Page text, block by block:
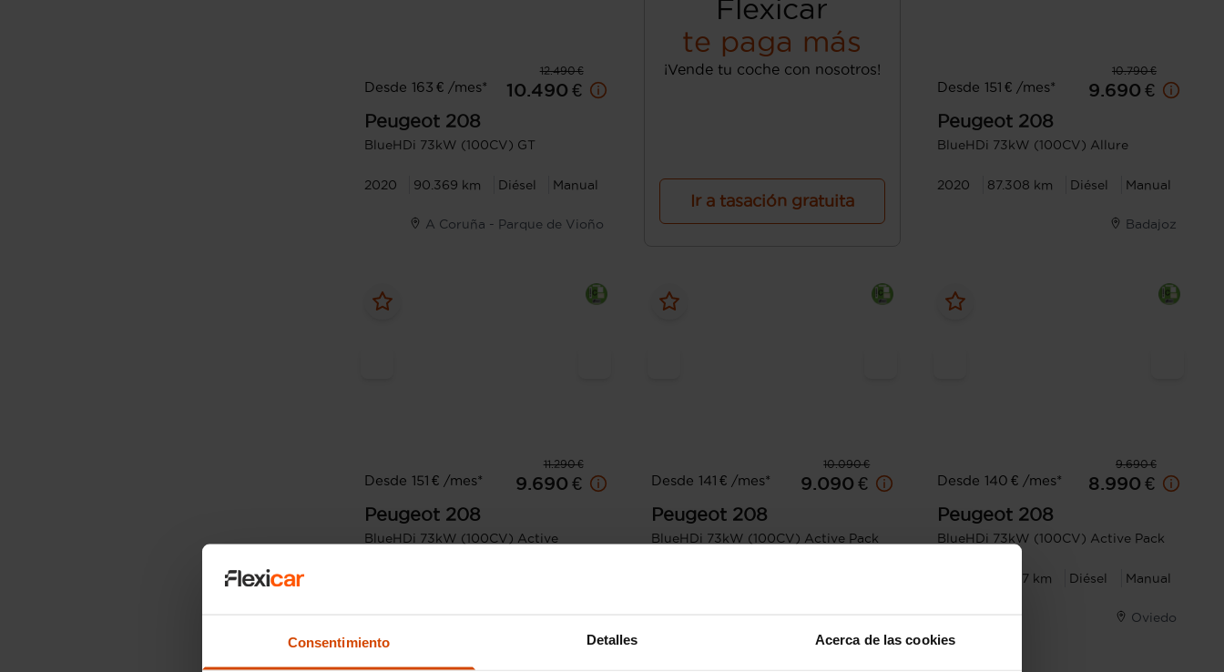
Consentimiento Detalles Acerca de las cookies
12.490 €
Desde 163 € /mes*
10.490 €
Peugeot 208
BlueHDi 73kW (100CV) GT
2020 90.369 km Diésel Manual
A Coruña - Parque de Vioño
Flexicar
te paga más
¡Vende tu coche con nosotros!
Ir a tasación gratuita
10.790 €
Desde 151 € /mes*
9.690 €
Peugeot 208
BlueHDi 73kW (100CV) Allure
2020 87.308 km Diésel Manual
Badajoz
11.290 €
Desde 151 € /mes*
9.690 €
Peugeot 208
BlueHDi 73kW (100CV) Active
10.090 €
Desde 141 € /mes*
9.090 €
Peugeot 208
BlueHDi 73kW (100CV) Active Pack
9.690 €
Desde 140 € /mes*
8.990 €
Peugeot 208
BlueHDi 73kW (100CV) Active Pack
138.777 km Diésel Manual
Oviedo